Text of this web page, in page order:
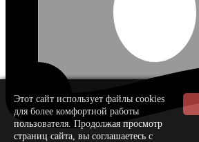
Этот сайт использует файлы cookies
для более комфортной работы
пользователя. Продолжая просмотр
страниц сайта, вы соглашаетесь с